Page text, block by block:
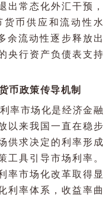
、参考一篮子货币进
此后人民币汇率双向
平衡。自此，货币政
框架转变，即以利率
得以实施，同时辅之
退出常态化外汇干预
货币供应和流动性
多余流动性逐步释放
的央行资产负债表支
货币政策传导机制
利率市场化是经济金